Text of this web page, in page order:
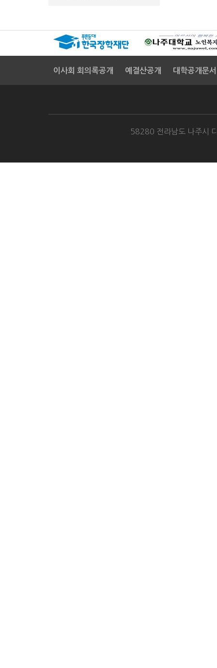
이사회 회의록공개 예결산공개 대학공개문서
58280 전라남도 나주시